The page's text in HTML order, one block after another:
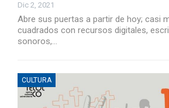
Dic 2, 2021
Abre sus puertas a partir de hoy; casi
cuadrados con recursos digitales,
sonoros,…
CULTURA